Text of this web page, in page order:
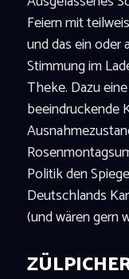
Feiern mit
und das ein oder
Stimmung im
Theke. Dazu
beeindruckende
Politik den
Deutschlands
(und wären gern
ZÜLPICHER